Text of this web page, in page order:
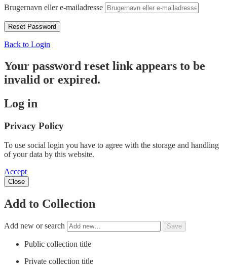
Brugernavn eller e-mailadresse
Back to Login
Your password reset link appears to be
invalid or expired.
Log in
Privacy Policy
To use social login you have to agree with the storage and handling
of your data by this website.
Accept
Close
Add to Collection
Add new or search
Public collection title
Private collection title